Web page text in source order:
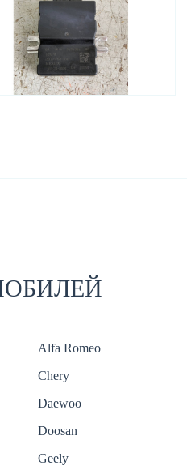
Alfa Romeo
Chery
Daewoo
Doosan
Geely